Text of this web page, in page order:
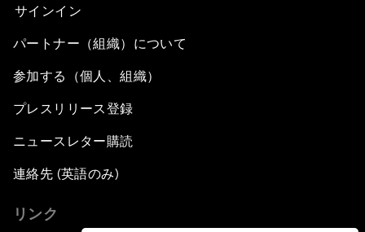
サインイン
パートナー（組織）について
参加する（個人、組織）
プレスリリース登録
ニュースレター購読
連絡先 (英語のみ)
リンク